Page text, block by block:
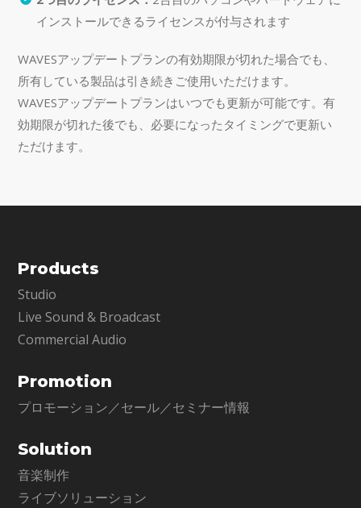
インストールできるライセンスが付与されます
WAVESアップデートプランの有効期限が切れた場合でも、
所有している製品は引き続きご使用いただけます。
WAVESアップデートプランはいつでも更新が可能です。有
効期限が切れた後でも、必要になったタイミングで更新い
ただけます。
Products
Studio
Live Sound & Broadcast
Commercial Audio
Promotion
プロモーション／セール／セミナー情報
Solution
音楽制作
ライブソリューション